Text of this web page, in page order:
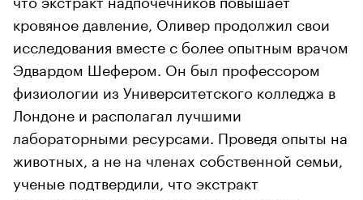
кровяное давление, Оливер продолжил свои
исследования вместе с более опытным врачом
Эдвардом Шефером. Он был профессором
физиологии из Университетского колледжа в
Лондоне и располагал лучшими
лабораторными ресурсами. Проведя опыты на
животных, а не на членах собственной семьи,
ученые подтвердили, что экстракт